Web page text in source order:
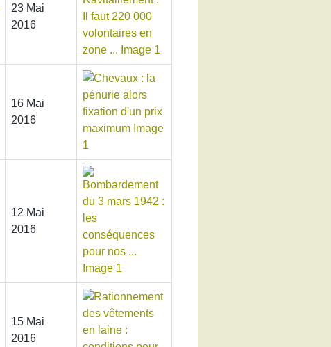
23 Mai
2016
16 Mai
2016
12 Mai
2016
15 Mai
2016